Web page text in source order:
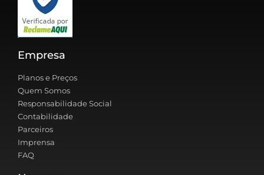
Empresa
Planos e Preços
Quem Somos
Responsabilidade Social
Contabilidade
Parceiros
Imprensa
FAQ